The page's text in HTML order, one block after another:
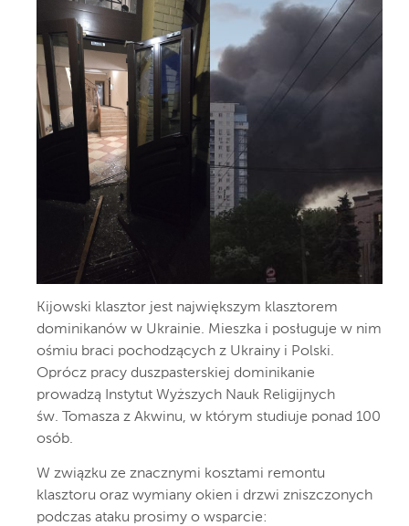
Kijowski klasztor jest największym klasztorem
dominikanów w Ukrainie. Mieszka i posługuje w nim
ośmiu braci pochodzących z Ukrainy i Polski.
Oprócz pracy duszpasterskiej dominikanie
prowadzą Instytut Wyższych Nauk Religijnych
św. Tomasza z Akwinu, w którym studiuje ponad 100
osób.
W związku ze znacznymi kosztami remontu
klasztoru oraz wymiany okien i drzwi zniszczonych
podczas ataku prosimy o wsparcie: